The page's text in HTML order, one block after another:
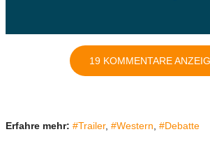
19 KOMMENTARE
Erfahre mehr: #Trailer, #Western #Debatte